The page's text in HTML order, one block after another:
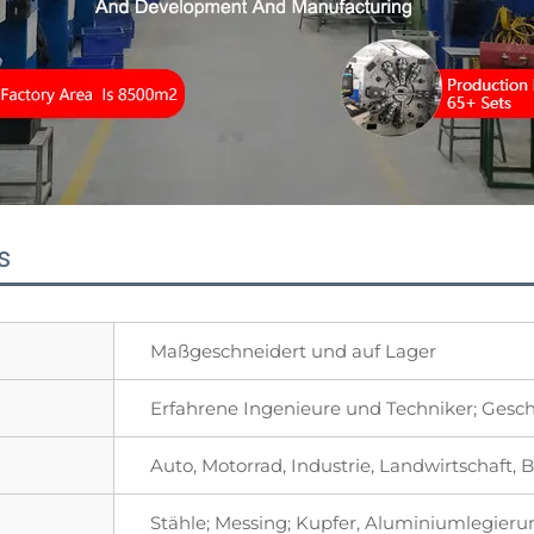
Maßgeschneidert und auf Lager
Erfahrene Ingenieure und Techniker;
Auto, Motorrad, Industrie, Landwirtschaft,
Stähle; Messing; Kupfer,